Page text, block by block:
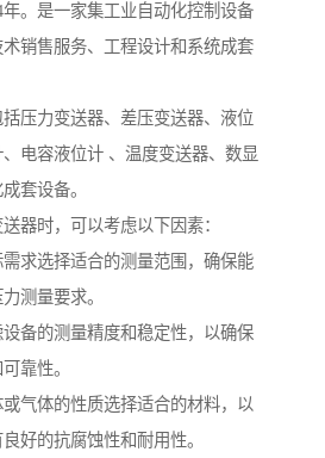
。是一家集工业自动化控制设备
销售服务、工程设计和系统成套
压力变送器、差压变送器、液位
电容液位计 、温度变送器、数显
套设备。
器时，可以考虑以下因素：
求选择适合的测量范围，确保能
测量要求。
备的测量精度和稳定性，以确保
靠性。
气体的性质选择适合的材料，以
好的抗腐蚀性和耐用性。